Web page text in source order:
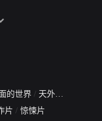
的世界 / 天外天
片 / 惊悚片